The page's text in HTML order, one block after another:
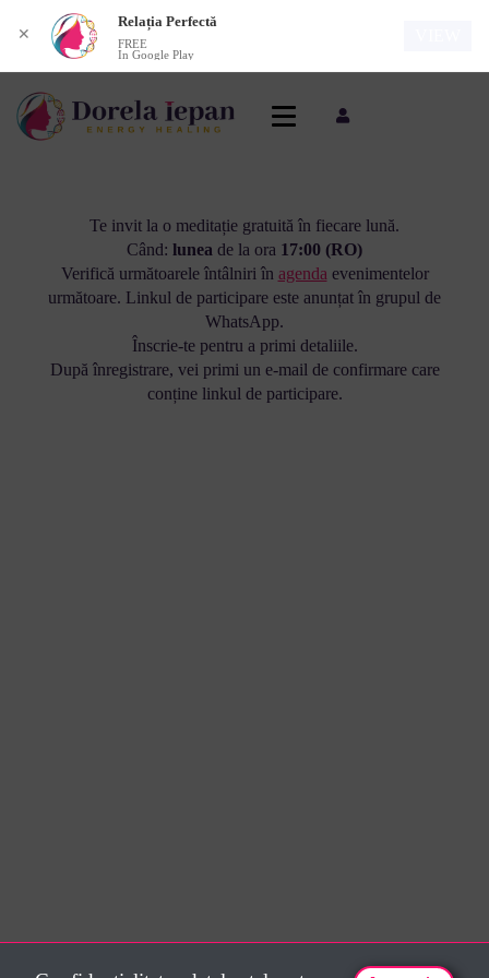
Te invit la o meditație gratuită în fiecare lună.
Când: lunea de la ora 17:00 (RO)
Verifică următoarele întâlniri în agenda evenimentelor
următoare. Linkul de participare este anunțat în grupul de
WhatsApp.
Înscrie-te pentru a primi detaliile.
După înregistrare, vei primi un e-mail de confirmare care
conține linkul de participare.
✕
Relația Perfectă
FREE
In Google Play